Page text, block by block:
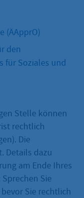
(ÄApprO)
den
für Soziales und
Stelle können
rechtlich
Die
Details dazu
am Ende Ihres
Sie
Sie rechtlich